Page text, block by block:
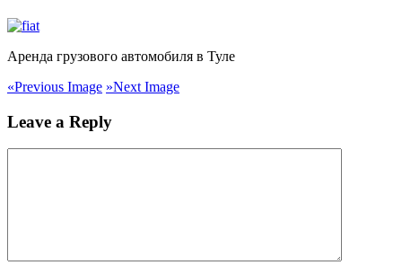
Аренда грузового автомобиля в Туле
«Previous Image »Next Image
Leave a Reply